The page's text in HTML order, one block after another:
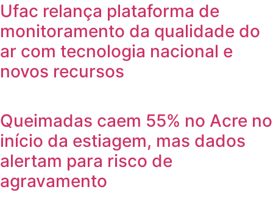
Ufac relança plataforma de
monitoramento da qualidade do
ar com tecnologia nacional e
novos recursos
Queimadas caem 55% no Acre no
início da estiagem, mas dados
alertam para risco de
agravamento